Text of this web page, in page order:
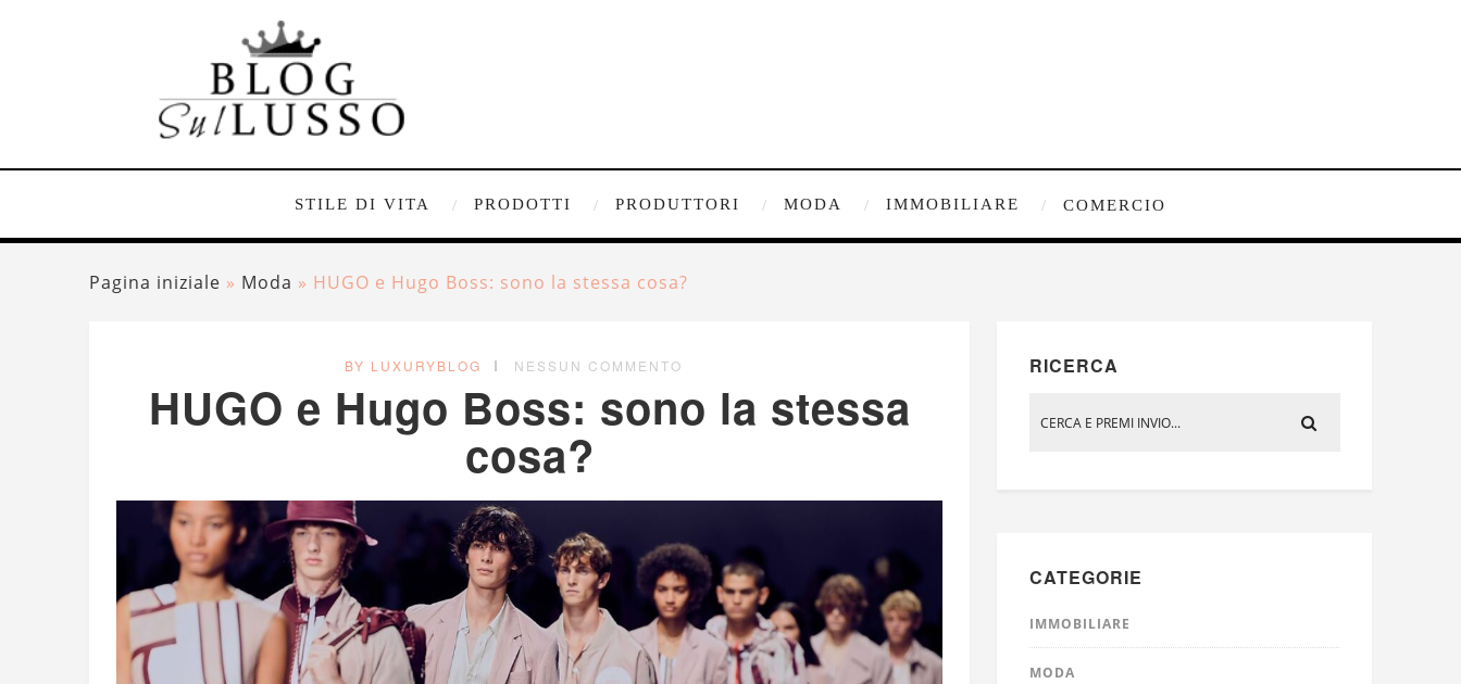
STILE DI VITA PRODOTTI PRODUTTORI MODA IMMOBILIARE COMERCIO
Pagina iniziale » Moda » HUGO e Hugo Boss: sono la stessa cosa?
BY LUXURYBLOG NESSUN COMMENTO
HUGO e Hugo Boss: sono la stessa
cosa?
RICERCA
CATEGORIE
IMMOBILIARE
MODA